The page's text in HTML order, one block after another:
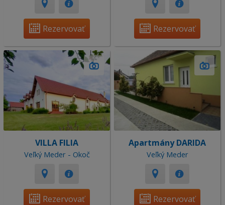
Rezervovať Rezervovať
VILLA FILIA
Veľký Meder - Okoč
Rezervovať
Apartmány DARIDA
Veľký Meder
Rezervovať